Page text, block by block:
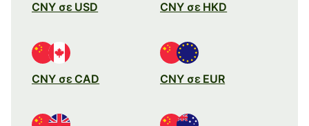
CNY σε USD CNY σε HKD
CNY σε CAD CNY σε EUR